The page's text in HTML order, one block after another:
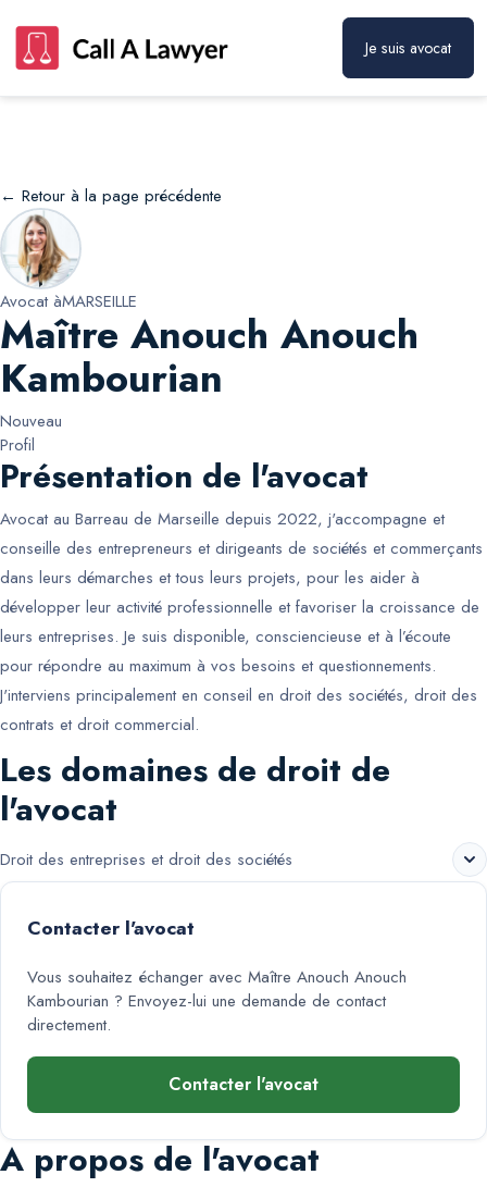
Je suis avocat
Prendre rendez-vous
← Retour à la page précédente
Avocat àMARSEILLE
Maître Anouch Anouch
Kambourian
Nouveau
Profil
Présentation de l'avocat
Avocat au Barreau de Marseille depuis 2022, j'accompagne et
conseille des entrepreneurs et dirigeants de sociétés et commerçants
dans leurs démarches et tous leurs projets, pour les aider à
développer leur activité professionnelle et favoriser la croissance de
leurs entreprises. Je suis disponible, consciencieuse et à l’écoute
pour répondre au maximum à vos besoins et questionnements.
J'interviens principalement en conseil en droit des sociétés, droit des
contrats et droit commercial.
Les domaines de droit de
l'avocat
Droit des entreprises et droit des sociétés
Contacter l'avocat
Vous souhaitez échanger avec Maître Anouch Anouch
Kambourian ? Envoyez-lui une demande de contact
directement.
Contacter l'avocat
A propos de l'avocat